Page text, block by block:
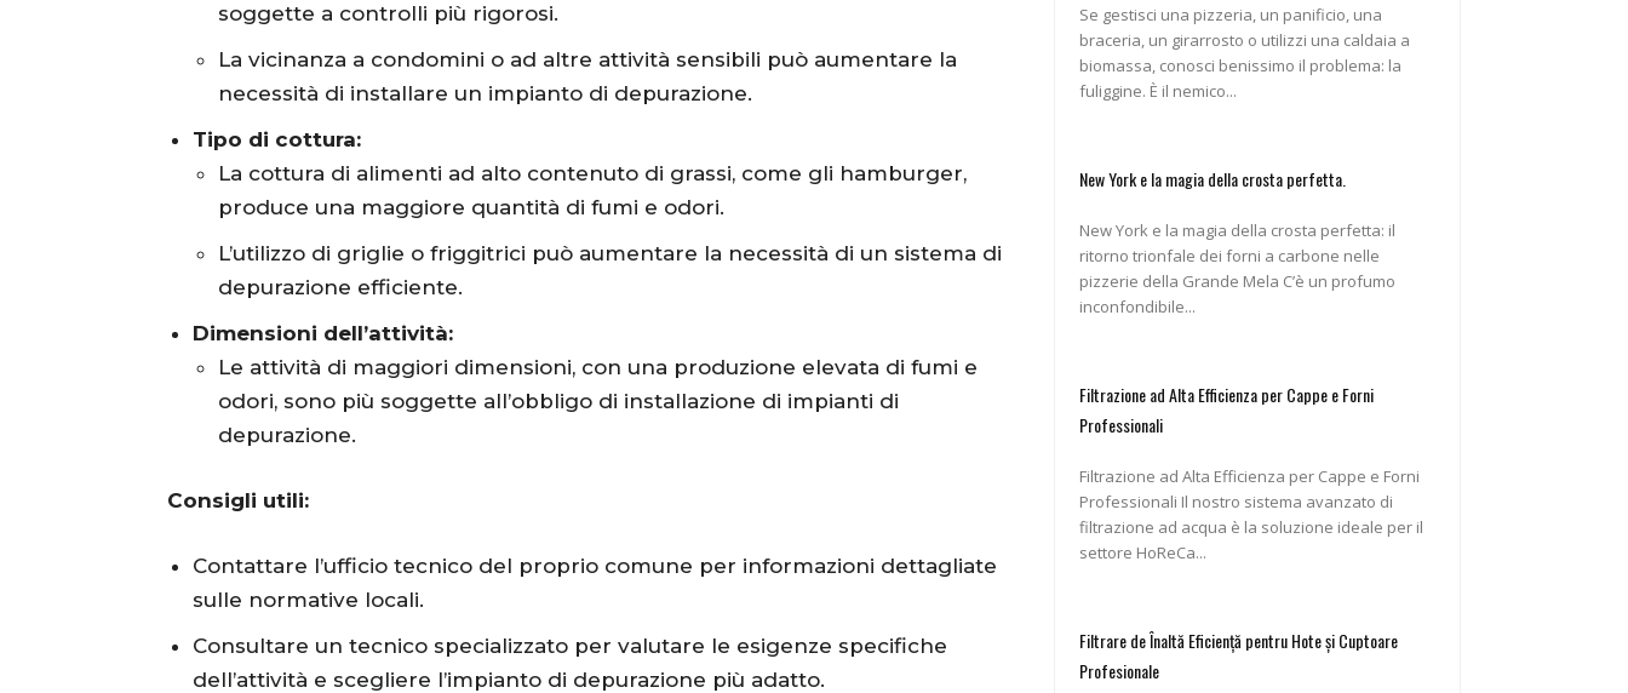
soggette a controlli più rigorosi.
La vicinanza a condomini o ad altre attività sensibili può aumentare la
necessità di installare un impianto di depurazione.
Tipo di cottura:
La cottura di alimenti ad alto contenuto di grassi, come gli hamburger,
produce una maggiore quantità di fumi e odori.
L’utilizzo di griglie o friggitrici può aumentare la necessità di un sistema di
depurazione efficiente.
Dimensioni dell’attività:
Le attività di maggiori dimensioni, con una produzione elevata di fumi e
odori, sono più soggette all’obbligo di installazione di impianti di
depurazione.
Consigli utili:
Contattare l’ufficio tecnico del proprio comune per informazioni dettagliate
sulle normative locali.
Consultare un tecnico specializzato per valutare le esigenze specifiche
dell’attività e scegliere l’impianto di depurazione più adatto.
Se gestisci una pizzeria, un panificio, una
braceria, un girarrosto o utilizzi una caldaia a
biomassa, conosci benissimo il problema: la
fuliggine. È il nemico...
New York e la magia della crosta perfetta.
New York e la magia della crosta perfetta: il
ritorno trionfale dei forni a carbone nelle
pizzerie della Grande Mela C’è un profumo
inconfondibile...
Filtrazione ad Alta Efficienza per Cappe e Forni
Professionali
Filtrazione ad Alta Efficienza per Cappe e Forni
Professionali Il nostro sistema avanzato di
filtrazione ad acqua è la soluzione ideale per il
settore HoReCa...
Filtrare de Înaltă Eficiență pentru Hote și Cuptoare
Profesionale